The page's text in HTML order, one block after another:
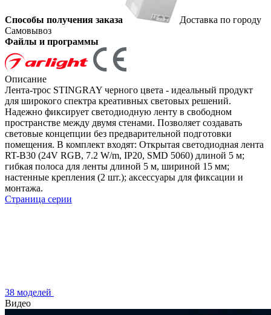
Способы получения заказа
Доставка по городу
Самовывоз
Файлы и программы
Описание
Лента-трос STINGRAY черного цвета - идеальный продукт
для широкого спектра креативных световых решений.
Надежно фиксирует светодиодную ленту в свободном
пространстве между двумя стенами. Позволяет создавать
световые концепции без предварительной подготовки
помещения. В комплект входят: Открытая светодиодная лента
RT-B30 (24V RGB, 7.2 W/m, IP20, SMD 5060) длиной 5 м;
гибкая полоса для ленты длиной 5 м, шириной 15 мм;
настенные крепления (2 шт.); аксессуары для фиксации и
монтажа.
Страница серии
38 моделей
Видео